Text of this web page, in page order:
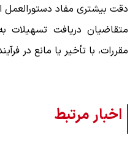
دقت بیشتری مفاد دستورالعمل
متقاضیان دریافت تسهیلات
مقررات، با تأخیر یا مانع در
اخبار مرتبط